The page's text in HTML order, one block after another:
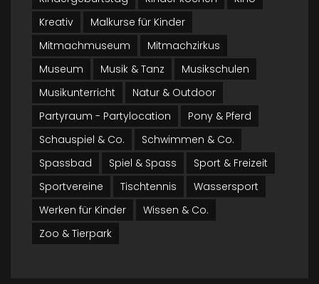
Kreativ
Malkurse für Kinder
Mitmachmuseum
Mitmachzirkus
Museum
Musik & Tanz
Musikschulen
Musikunterricht
Natur & Outdoor
Partyraum - Partylocation
Pony & Pferd
Schauspiel & Co.
Schwimmen & Co.
Spassbad
Spiel & Spass
Sport & Freizeit
Sportvereine
Tischtennis
Wassersport
Werken für Kinder
Wissen & Co.
Zoo & Tierpark